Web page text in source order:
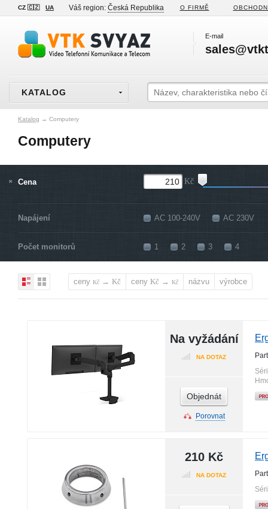
CZ 🇨🇿 UA Váš region: Česká Republika O FIRMĚ
E-mail
KATALOG
Katalog → Computery
Computery
Cena Kč
Napájení AC 100-240V AC 230V
Počet monitorů 1 2 3 4
ceny Kč → Kč ceny Kč → Kč názvu výrobce
Na vyžádání
NA DOTAZ
Objednát
Porovnat
210 Kč
NA DOTAZ